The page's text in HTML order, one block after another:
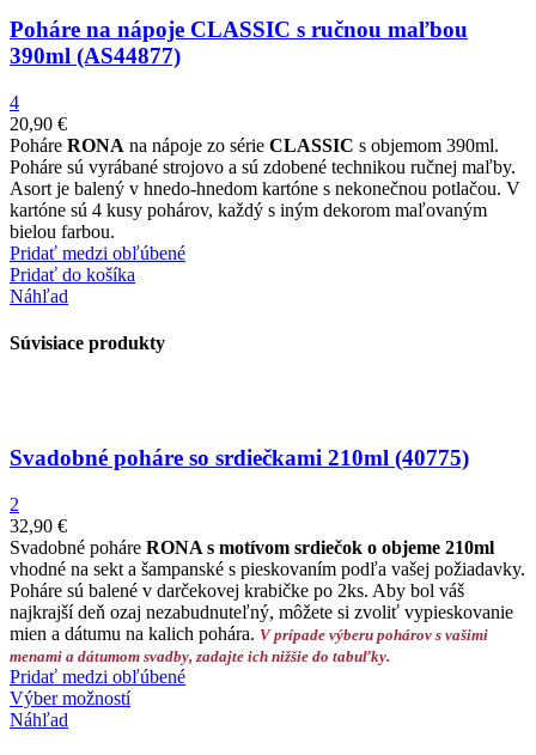
Poháre na nápoje CLASSIC s ručnou maľbou
390ml (AS44877)
4
20,90 €
Poháre RONA na nápoje zo série CLASSIC s objemom 390ml.
Poháre sú vyrábané strojovo a sú zdobené technikou ručnej maľby.
Asort je balený v hnedo-hnedom kartóne s nekonečnou potlačou. V
kartóne sú 4 kusy pohárov, každý s iným dekorom maľovaným
bielou farbou.
Pridať medzi obľúbené
Pridať do košíka
Náhľad
Súvisiace produkty
Svadobné poháre so srdiečkami 210ml (40775)
2
32,90 €
Svadobné poháre RONA s motívom srdiečok o objeme 210ml
vhodné na sekt a šampanské s pieskovaním podľa vašej požiadavky.
Poháre sú balené v darčekovej krabičke po 2ks. Aby bol váš
najkrajší deň ozaj nezabudnuteľný, môžete si zvoliť vypieskovanie
mien a dátumu na kalich pohára. V prípade výberu pohárov s vašimi
menami a dátumom svadby, zadajte ich nižšie do tabuľky.
Pridať medzi obľúbené
Výber možností
Náhľad